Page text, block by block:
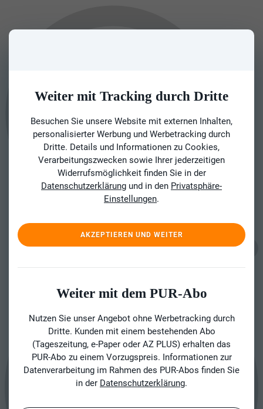
Weiter mit Tracking durch Dritte
Besuchen Sie unsere Website mit externen Inhalten,
personalisierter Werbung und Werbetracking durch
Dritte. Details und Informationen zu Cookies,
Verarbeitungszwecken sowie Ihrer jederzeitigen
Widerrufsmöglichkeit finden Sie in der
Datenschutzerklärung und in den Privatsphäre-
Einstellungen.
AKZEPTIEREN UND WEITER
Weiter mit dem PUR-Abo
Nutzen Sie unser Angebot ohne Werbetracking durch
Dritte. Kunden mit einem bestehenden Abo
(Tageszeitung, e-Paper oder AZ PLUS) erhalten das
PUR-Abo zu einem Vorzugspreis. Informationen zur
Datenverarbeitung im Rahmen des PUR-Abos finden Sie
in der Datenschutzerklärung.